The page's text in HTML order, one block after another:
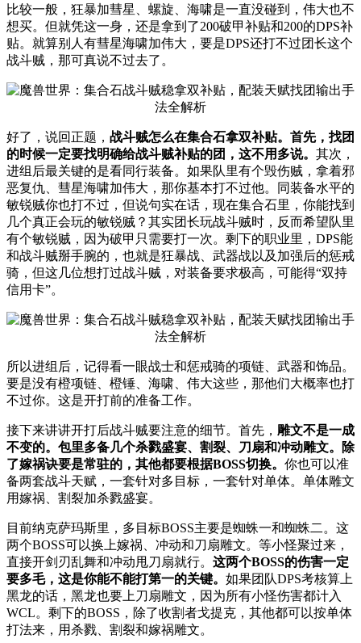
比较一般，狂暴加彗星、螺旋、海啸是一直没碰到，伟大也不
想买。但就凭这一身，还是拿到了200破甲补贴和200的DPS补
贴。就算别人有彗星海啸加伟大，要是DPS还打不过团长这个
战斗贼，那可真说不过去了。
好了，说回正题， 战斗贼怎么在集合石拿双补贴。首先，找团
的时候一定要找明确给战斗贼补贴的团，这不用多说。 其次，
进组后最关键的是看同行装备。如果队里有个毁伤贼，拿着邪
恶复仇、彗星海啸加伟大，那你基本打不过他。同装备水平的
敏锐贼你也打不过，但说句实在话，现在集合石里，你能找到
几个真正会玩的敏锐贼？其实团长玩战斗贼时，反而希望队里
有个敏锐贼，因为破甲只需要打一次。剩下的职业里，DPS能
和战斗贼掰手腕的，也就是狂暴战、武器战以及加强后的惩戒
骑，但这几位想打过战斗贼，对装备要求极高，可能得“双持
信用卡”。
所以进组后，记得看一眼战士和惩戒骑的项链、武器和饰品。
要是没有橙项链、橙锤、海啸、伟大这些，那他们大概率也打
不过你。这是开打前的准备工作。
接下来讲讲开打后战斗贼要注意的细节。首先， 雕文不是一成
不变的。包里多备几个杀戮盛宴、割裂、刀扇和冲动雕文。除
了嫁祸诀要是常驻的，其他都要根据BOSS切换。 你也可以准
备两套战斗天赋，一套针对多目标，一套针对单体。单体雕文
用嫁祸、割裂加杀戮盛宴。
目前纳克萨玛斯里，多目标BOSS主要是蜘蛛一和蜘蛛二。这
两个BOSS可以换上嫁祸、冲动和刀扇雕文。等小怪聚过来，
直接开剑刃乱舞和冲动甩刀扇就行。 这两个BOSS的伤害一定
要多毛，这是你能不能打第一的关键。 如果团队DPS考核算上
黑龙的话，黑龙也要上刀扇雕文，因为所有小怪伤害都计入
WCL。剩下的BOSS，除了收割者戈提克，其他都可以按单体
打法来，用杀戮、割裂和嫁祸雕文。